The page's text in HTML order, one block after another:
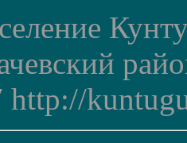
http://